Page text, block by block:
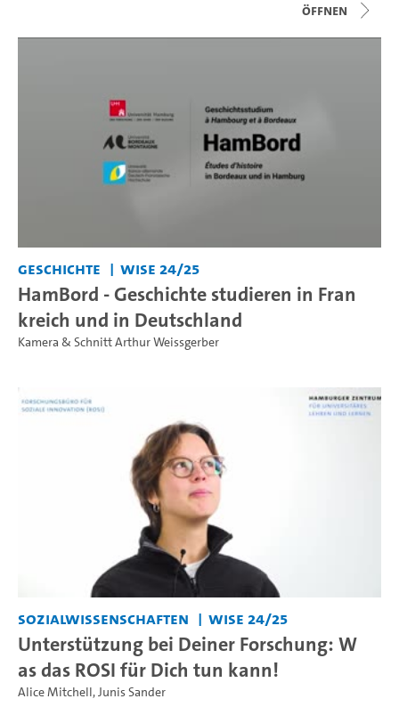
Öffnen
Geschichte WiSe 24/25
HamBord - Geschichte studieren in Fran
kreich und in Deutschland
Kamera & Schnitt Arthur Weissgerber
Sozialwissenschaften WiSe 24/25
Unterstützung bei Deiner Forschung: W
as das ROSI für Dich tun kann!
Alice Mitchell,Junis Sander